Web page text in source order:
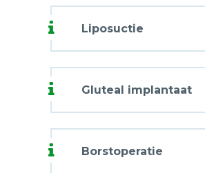
Liposuctie
Gluteal implantaat
Borstoperatie